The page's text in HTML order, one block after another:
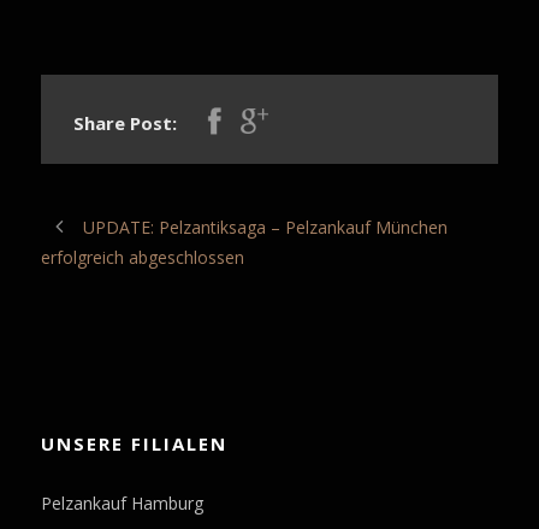
Share Post:
UPDATE: Pelzantiksaga – Pelzankauf München
erfolgreich abgeschlossen
UNSERE FILIALEN
Pelzankauf Hamburg